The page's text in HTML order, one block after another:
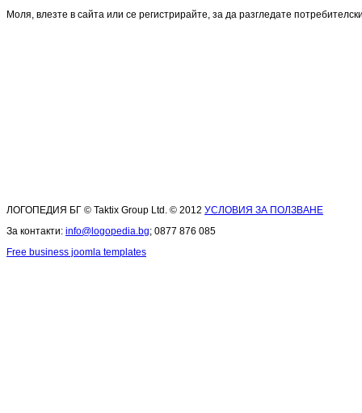
Моля, влезте в сайта или се регистрирайте, за да разгледате
ЛОГОПЕДИЯ БГ © Taktix Group Ltd. © 2012 УСЛОВИЯ ЗА ПОЛЗВАНЕ
За контакти: info@logopedia.bg; 0877 876 085
Free business joomla templates